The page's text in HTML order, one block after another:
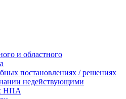
и областного
постановлениях / решениях
недействующими
НПА